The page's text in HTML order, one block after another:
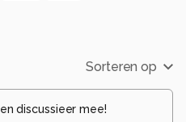
Sorteren op
en discussieer mee!